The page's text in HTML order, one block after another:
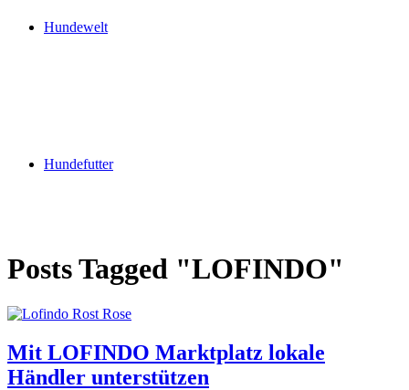
Hundewelt
Hundefutter
Posts Tagged "LOFINDO"
Mit LOFINDO Marktplatz lokale
Händler unterstützen